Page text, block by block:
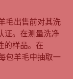
毛出售前对其洗
证。在测量洗净
的样品。在
包羊毛中抽取一